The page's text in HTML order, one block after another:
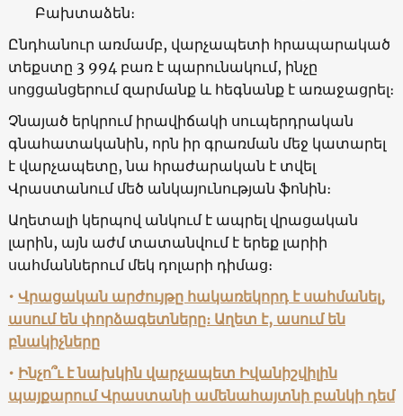
Բախտաձեն։
Ընդհանուր առմամբ, վարչապետի հրապարակած
տեքստը 3 994 բառ է պարունակում, ինչը
սոցցանցերում զարմանք և հեգնանք է առաջացրել։
Չնայած երկրում իրավիճակի սուպերդրական
գնահատականին, որն իր գրառման մեջ կատարել
է վարչապետը, նա հրաժարական է տվել
Վրաստանում մեծ անկայունության ֆոնին։
Աղետալի կերպով անկում է ապրել վրացական
լարին, այն աժմ տատանվում է երեք լարիի
սահմաններում մեկ դոլարի դիմաց։
• Վրացական արժույթը հակառեկորդ է սահմանել,
ասում են փորձագետները։ Աղետ է, ասում են
բնակիչները
• Ինչո՞ւ է նախկին վարչապետ Իվանիշվիլին
պայքարում Վրաստանի ամենահայտնի բանկի դեմ